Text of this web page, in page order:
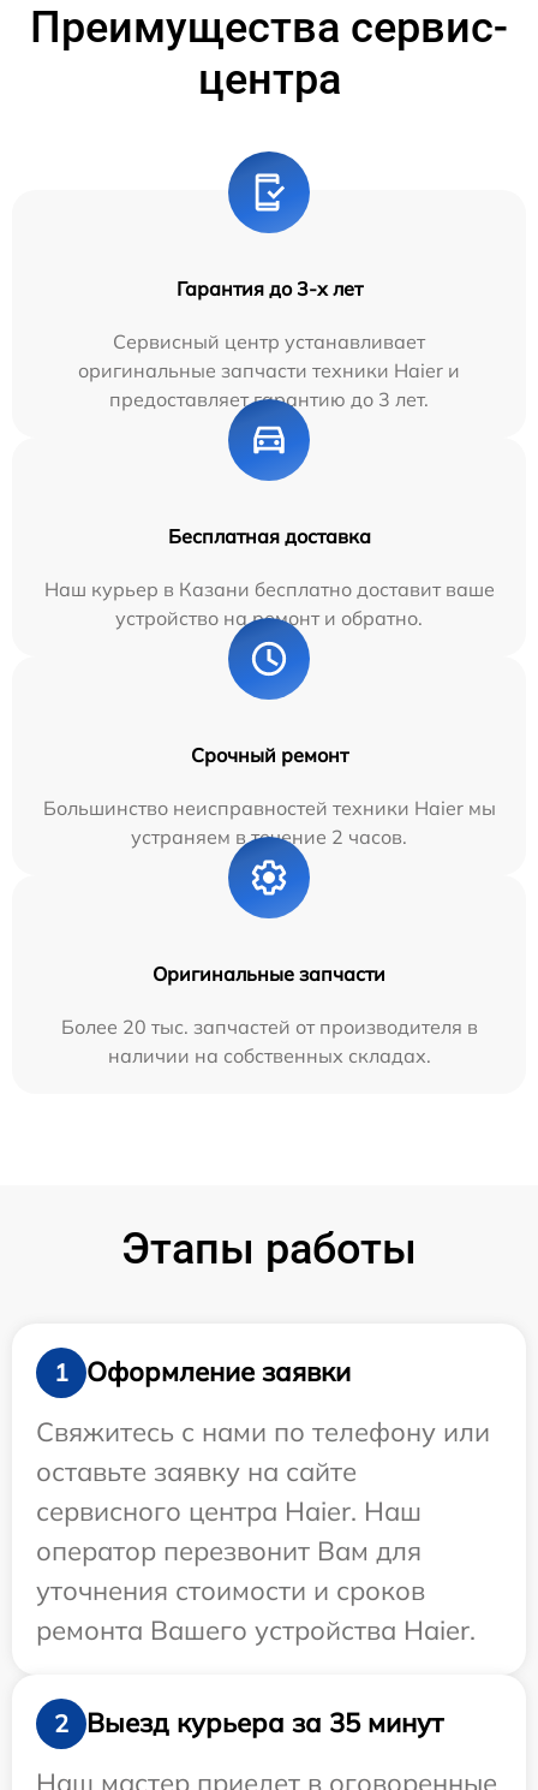
Преимущества сервис-
центра
Гарантия до 3-х лет
Сервисный центр устанавливает
оригинальные запчасти техники Haier и
предоставляет гарантию до 3 лет.
Бесплатная доставка
Наш курьер в Казани бесплатно доставит ваше
устройство на ремонт и обратно.
Срочный ремонт
Большинство неисправностей техники Haier мы
устраняем в течение 2 часов.
Оригинальные запчасти
Более 20 тыс. запчастей от производителя в
наличии на собственных складах.
Этапы работы
1
Оформление заявки
Свяжитесь с нами по телефону или
оставьте заявку на сайте
сервисного центра Haier. Наш
оператор перезвонит Вам для
уточнения стоимости и сроков
ремонта Вашего устройства Haier.
2
Выезд курьера за 35 минут
Наш мастер приедет в оговоренные